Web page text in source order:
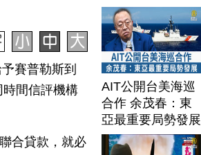
賽普勒斯到
間信評機構
合貸款，就必
AIT公開台美海巡
合作 余茂春：東
亞最重要局勢發展